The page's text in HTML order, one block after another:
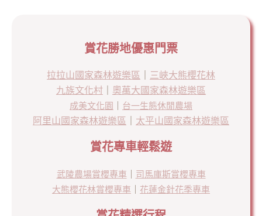
賞花勝地優惠門票
拉拉山國家森林遊樂區
三峽大熊櫻花林
九族文化村
奧萬大國家森林遊樂區
成美文化園 台一生態休閒農場
阿里山國家森林遊樂區 太平山國家森林遊樂區
賞花專車輕鬆遊
武陵農場賞櫻專車 ｜ 司馬庫斯賞櫻專車
大熊櫻花林賞櫻專車 ｜ 花蓮金針花季專車